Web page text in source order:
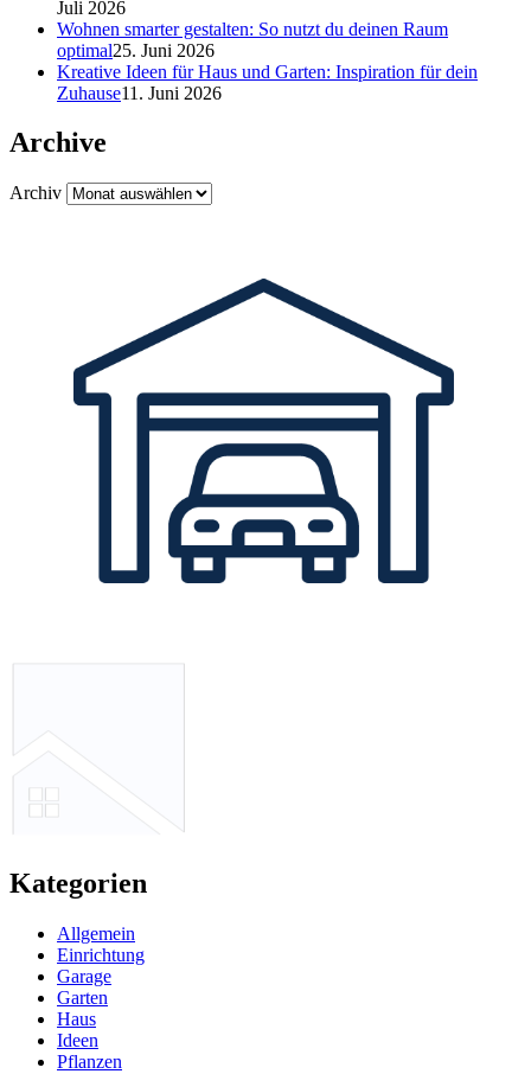
Juli 2026
Wohnen smarter gestalten: So nutzt du deinen Raum
optimal25. Juni 2026
Kreative Ideen für Haus und Garten: Inspiration für dein
Zuhause11. Juni 2026
Archive
Archiv
Kategorien
Allgemein
Einrichtung
Garage
Garten
Haus
Ideen
Pflanzen